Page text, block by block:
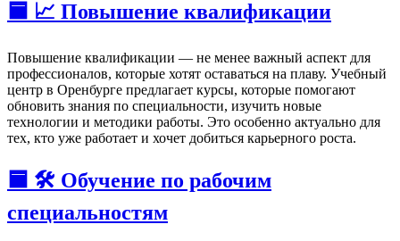
🟦 📈 Повышение квалификации
Повышение квалификации — не менее важный аспект для
профессионалов, которые хотят оставаться на плаву. Учебный
центр в Оренбурге предлагает курсы, которые помогают
обновить знания по специальности, изучить новые
технологии и методики работы. Это особенно актуально для
тех, кто уже работает и хочет добиться карьерного роста.
🟦 🛠️ Обучение по рабочим
специальностям